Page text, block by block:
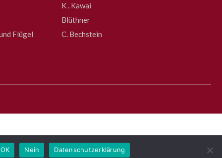
Flügel
K . Kawai
Blüthner
C. Bechstein
OK Nein Datenschutzerklärung